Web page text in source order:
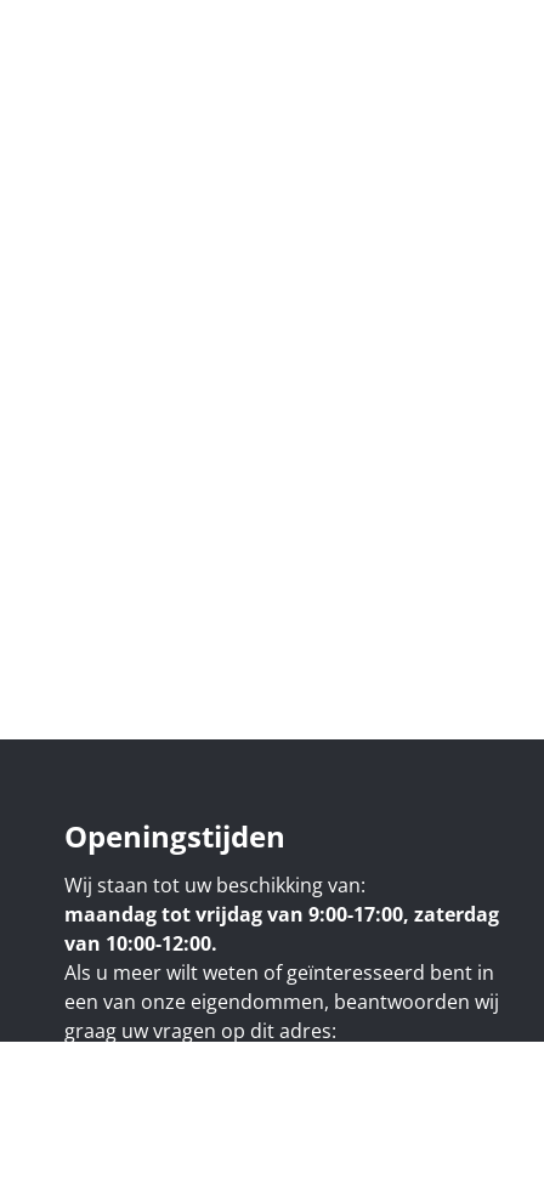
Openingstijden
Wij staan tot uw beschikking van:
maandag tot vrijdag van 9:00-17:00, zaterdag
van 10:00-12:00.
Als u meer wilt weten of geïnteresseerd bent in
een van onze eigendommen, beantwoorden wij
graag uw vragen op dit adres: